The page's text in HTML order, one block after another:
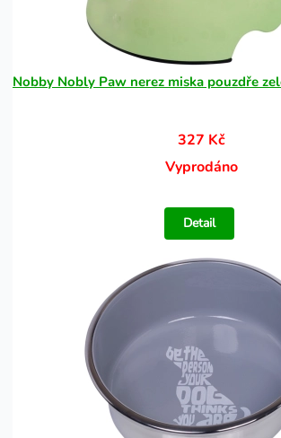
Nobby Nobly Paw nerez miska pouzdře
327 Kč
Vyprodáno
Detail